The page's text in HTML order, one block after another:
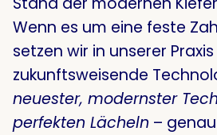
Wenn es um eine feste
setzen wir in unserer
zukunftsweisende
neuester, modernster
perfekten Lächeln –